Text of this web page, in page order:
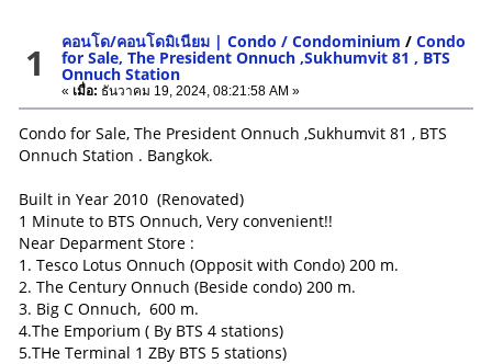
1 คอนโด/คอนโดมิเนียม | Condo / Condominium /Condo
for Sale, The President Onnuch ,Sukhumvit 81 , BTS
Onnuch Station
« เมื่อ: ธันวาคม 19, 2024, 08:21:58 AM »
Condo for Sale, The President Onnuch ,Sukhumvit 81 , BTS
Onnuch Station . Bangkok.
Built in Year 2010 (Renovated)
1 Minute to BTS Onnuch, Very convenient!!
Near Deparment Store :
1. Tesco Lotus Onnuch (Opposit with Condo) 200 m.
2. The Century Onnuch (Beside condo) 200 m.
3. Big C Onnuch, 600 m.
4.The Emporium ( By BTS 4 stations)
5.THe Terminal 1 ZBy BTS 5 stations)